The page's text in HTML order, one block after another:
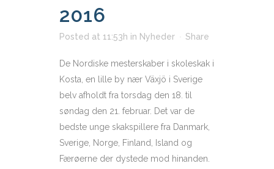
2016
Posted at 11:53h in Nyheder Share
De Nordiske mesterskaber i skoleskak i
Kosta, en lille by nær Växjö i Sverige
belv afholdt fra torsdag den 18. til
søndag den 21. februar. Det var de
bedste unge skakspillere fra Danmark,
Sverige, Norge, Finland, Island og
Færøerne der dystede mod hinanden.